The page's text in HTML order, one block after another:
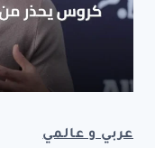
عربي و عالمي